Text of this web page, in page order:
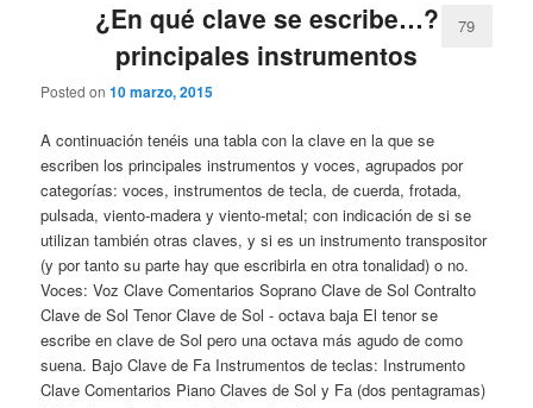
¿En qué clave se escribe…?
principales instrumentos
Posted on10 marzo, 2015
79
A continuación tenéis una tabla con la clave en la que se
escriben los principales instrumentos y voces, agrupados por
categorías: voces, instrumentos de tecla, de cuerda, frotada,
pulsada, viento-madera y viento-metal; con indicación de si se
utilizan también otras claves, y si es un instrumento transpositor
(y por tanto su parte hay que escribirla en otra tonalidad) o no.
Voces: Voz Clave Comentarios Soprano Clave de Sol Contralto
Clave de Sol Tenor Clave de Sol - octava baja El tenor se
escribe en clave de Sol pero una octava más agudo de como
suena. Bajo Clave de Fa Instrumentos de teclas: Instrumento
Clave Comentarios Piano Claves de Sol y Fa (dos pentagramas)